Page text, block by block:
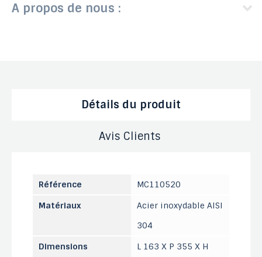
A propos de nous :
Détails du produit
Avis Clients
Référence
MC110520
Matériaux
Acier inoxydable AISI
304
Dimensions
L 163 X P 355 X H